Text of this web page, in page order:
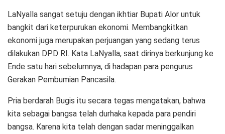
LaNyalla sangat setuju dengan ikhtiar Bupati Alor untuk
bangkit dari keterpurukan ekonomi. Membangkitkan
ekonomi juga merupakan perjuangan yang sedang terus
dilakukan DPD RI. Kata LaNyalla, saat dirinya berkunjung ke
Ende satu hari sebelumnya, di hadapan para pengurus
Gerakan Pembumian Pancasila.
Pria berdarah Bugis itu secara tegas mengatakan, bahwa
kita sebagai bangsa telah durhaka kepada para pendiri
bangsa. Karena kita telah dengan sadar meninggalkan